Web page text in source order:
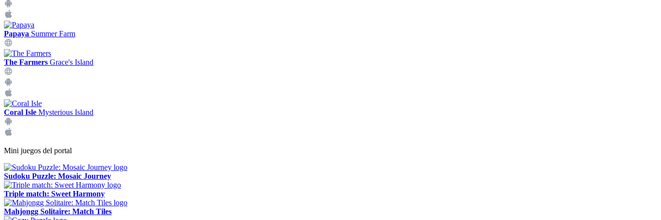
Papaya Summer Farm
The Farmers Grace's Island
Coral Isle Mysterious Island
Mini juegos del portal
Sudoku Puzzle: Mosaic Journey
Triple match: Sweet Harmony
Mahjongg Solitaire: Match Tiles